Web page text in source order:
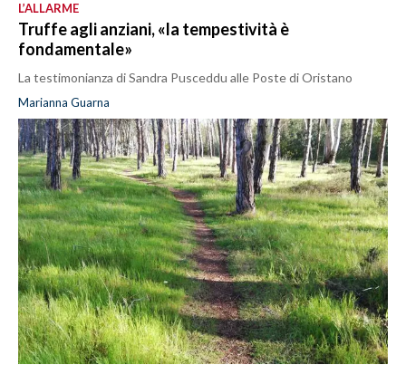
L’ALLARME
Truffe agli anziani, «la tempestività è
fondamentale»
La testimonianza di Sandra Pusceddu alle Poste di Oristano
Marianna Guarna